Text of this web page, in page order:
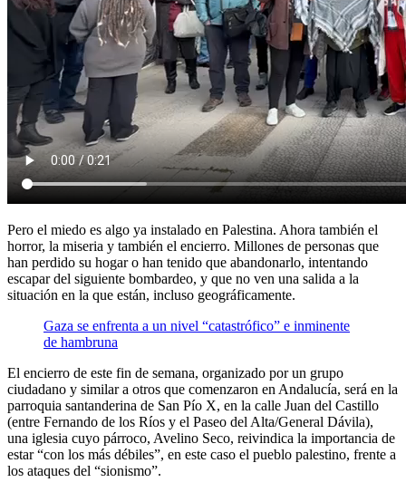
Pero el miedo es algo ya instalado en Palestina. Ahora también el
horror, la miseria y también el encierro. Millones de personas que
han perdido su hogar o han tenido que abandonarlo, intentando
escapar del siguiente bombardeo, y que no ven una salida a la
situación en la que están, incluso geográficamente.
Gaza se enfrenta a un nivel “catastrófico” e inminente
de hambruna
El encierro de este fin de semana, organizado por un grupo
ciudadano y similar a otros que comenzaron en Andalucía, será en la
parroquia santanderina de San Pío X, en la calle Juan del Castillo
(entre Fernando de los Ríos y el Paseo del Alta/General Dávila),
una iglesia cuyo párroco, Avelino Seco, reivindica la importancia de
estar “con los más débiles”, en este caso el pueblo palestino, frente a
los ataques del “sionismo”.